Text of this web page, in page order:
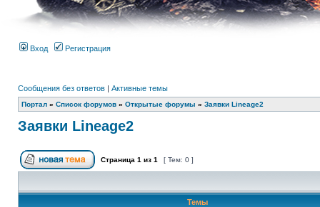
Вход Регистрация
Сообщения без ответов | Активные темы
Портал » Список форумов » Открытые форумы » Заявки Lineage2
Заявки Lineage2
Страница 1 из 1 [ Тем: 0 ]
Темы